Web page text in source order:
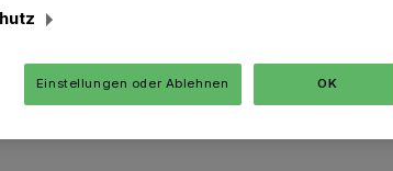
ging ein Täter am Montag (4.12.),
vor. An der Stadionstraße erschlich
überprüfen zu müssen, das
so unbemerkt zwei
Einstellungen oder Ablehnen OK